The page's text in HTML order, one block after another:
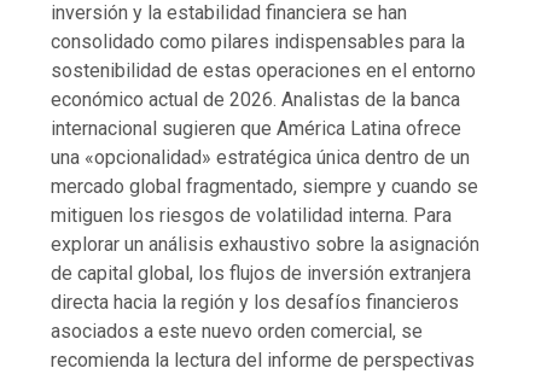
inversión y la estabilidad financiera se han
consolidado como pilares indispensables para la
sostenibilidad de estas operaciones en el entorno
económico actual de 2026. Analistas de la banca
internacional sugieren que América Latina ofrece
una «opcionalidad» estratégica única dentro de un
mercado global fragmentado, siempre y cuando se
mitiguen los riesgos de volatilidad interna. Para
explorar un análisis exhaustivo sobre la asignación
de capital global, los flujos de inversión extranjera
directa hacia la región y los desafíos financieros
asociados a este nuevo orden comercial, se
recomienda la lectura del informe de perspectivas